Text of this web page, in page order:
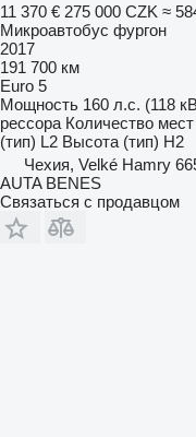
11 370 € 275 000 CZK ≈
Микроавтобус фургон
2017
191 700 км
Euro 5
Мощность 160 л.с. (118
рессора Количество мест
(тип) L2 Высота (тип) H2
Чехия, Velké Hamry
AUTA BENES
Связаться с продавцом